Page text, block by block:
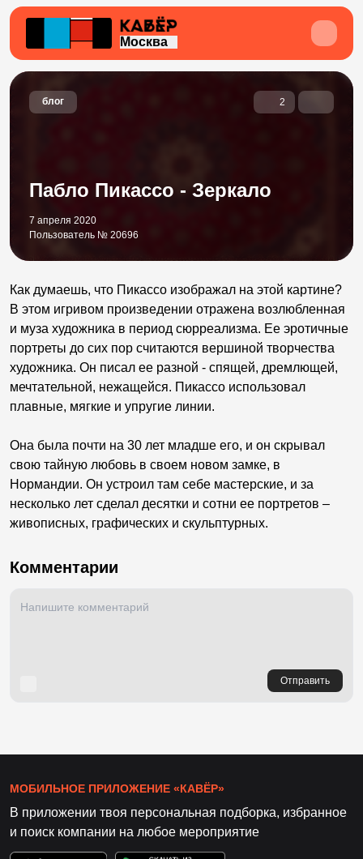
Москва
блог 2
Пабло Пикассо - Зеркало
7 апреля 2020
Пользователь № 20696
Как думаешь, что Пикассо изображал на этой картине?
В этом игривом произведении отражена возлюбленная
и муза художника в период сюрреализма. Ее эротичные
портреты до сих пор считаются вершиной творчества
художника. Он писал ее разной - спящей, дремлющей,
мечтательной, нежащейся. Пикассо использовал
плавные, мягкие и упругие линии.
Она была почти на 30 лет младше его, и он скрывал
свою тайную любовь в своем новом замке, в
Нормандии. Он устроил там себе мастерские, и за
несколько лет сделал десятки и сотни ее портретов –
живописных, графических и скульптурных.
Комментарии
Отправить
МОБИЛЬНОЕ ПРИЛОЖЕНИЕ «КАВЁР»
В приложении твоя персональная подборка, избранное
и поиск компании на любое мероприятие